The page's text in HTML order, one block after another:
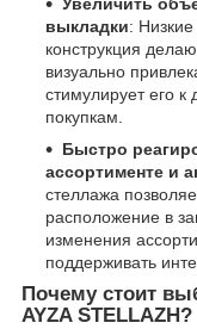
Увеличить
выкладки:
конструкция
визуально
стимулирует его
покупкам.
Быстро
ассортименте и
стеллажа
расположение в
изменения
поддерживать
Почему стоит
AYZA STELLAZH?